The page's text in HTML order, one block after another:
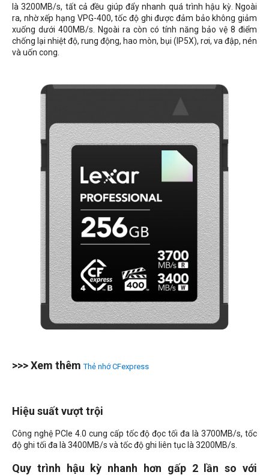
là 3200MB/s, tất cả đều giúp đẩy nhanh quá trình hậu kỳ. Ngoài
ra, nhờ xếp hạng VPG-400, tốc độ ghi được đảm bảo không giảm
xuống dưới 400MB/s. Ngoài ra còn có tính năng bảo vệ 8 điểm
chống lại nhiệt độ, rung động, hao mòn, bụi (IP5X), rơi, va đập, nén
và uốn cong.
>>> Xem thêmThẻ nhớ CFexpress
Hiệu suất vượt trội
Công nghệ PCIe 4.0 cung cấp tốc độ đọc tối đa là 3700MB/s, tốc
độ ghi tối đa là 3400MB/s và tốc độ ghi liên tục là 3200MB/s.
Quy trình hậu kỳ nhanh hơn gấp 2 lần so với